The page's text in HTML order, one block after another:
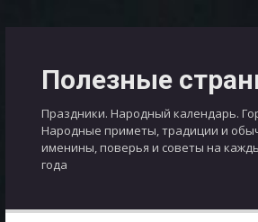
Полезные
Праздники. Народный календарь.
Народные приметы, традиции и
именины, поверья и советы на
года